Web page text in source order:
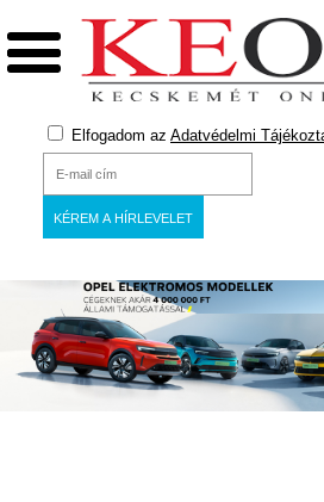
Elfogadom az Adatvédelmi